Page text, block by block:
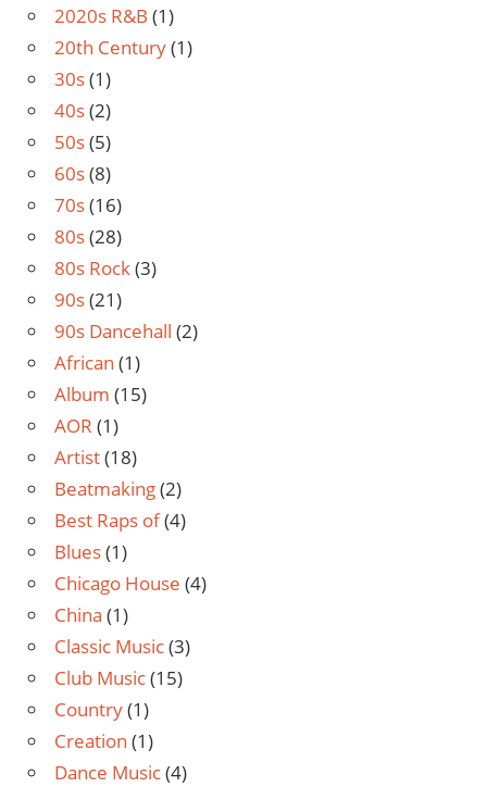
2020s R&B (1)
20th Century(1)
30s(1)
40s(2)
50s(5)
60s(8)
70s(16)
80s(28)
80s Rock(3)
90s(21)
90s Dancehall (2)
African (1)
Album (15)
AOR (1)
Artist(18)
Beatmaking(2)
Best Raps of(4)
Blues(1)
Chicago House (4)
China (1)
Classic Music(3)
Club Music(15)
Country(1)
Creation (1)
Dance Music(4)